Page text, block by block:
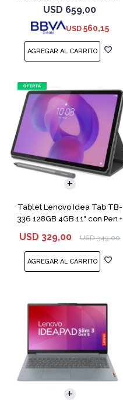
256GB 8GB
USD 659,00
USD 560,15
Tablet Lenovo Idea Tab TB-
336 128GB 4GB 11" con Pen +
USD 329,00 USD 349,00